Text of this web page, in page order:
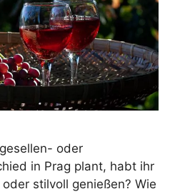
oder
in Prag plant, habt ihr
stilvoll genießen? Wie